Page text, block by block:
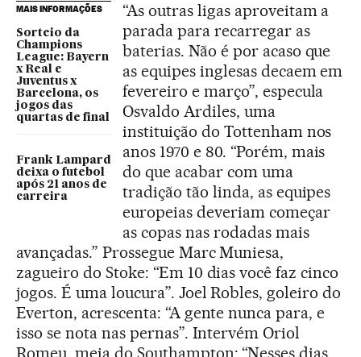
MAIS INFORMAÇÕES
Sorteio da
Champions
League: Bayern
x Real e
Juventus x
Barcelona, os
jogos das
quartas de final
Frank Lampard
deixa o futebol
após 21 anos de
carreira
“As outras ligas aproveitam a
parada para recarregar as
baterias. Não é por acaso que
as equipes inglesas decaem em
fevereiro e março”, especula
Osvaldo Ardiles, uma
instituição do Tottenham nos
anos 1970 e 80. “Porém, mais
do que acabar com uma
tradição tão linda, as equipes
europeias deveriam começar
as copas nas rodadas mais
avançadas.” Prossegue Marc Muniesa,
zagueiro do Stoke: “Em 10 dias você faz cinco
jogos. É uma loucura”. Joel Robles, goleiro do
Everton, acrescenta: “A gente nunca para, e
isso se nota nas pernas”. Intervém Oriol
Romeu, meia do Southampton: “Nesses dias